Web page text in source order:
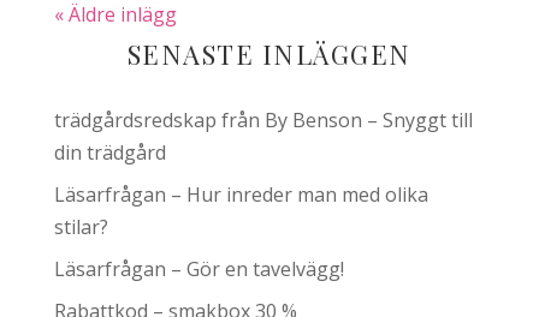
« Äldre inlägg
SENASTE INLÄGGEN
trädgårdsredskap från By Benson – Snyggt till
din trädgård
Läsarfrågan – Hur inreder man med olika
stilar?
Läsarfrågan – Gör en tavelvägg!
Rabattkod – smakbox 30 %